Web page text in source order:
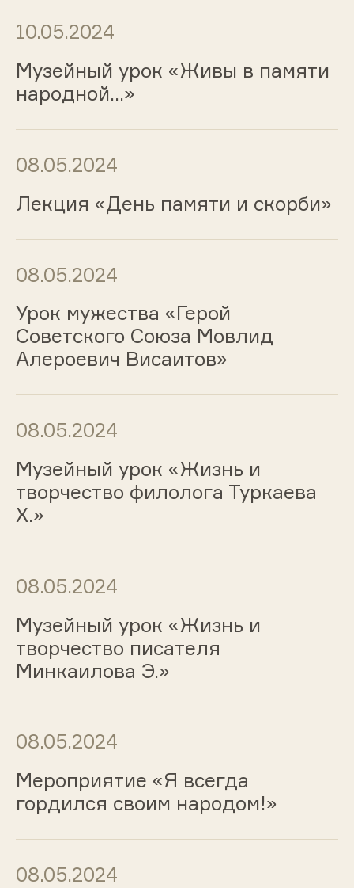
10.05.2024
Музейный урок «Живы в памяти
народной...»
08.05.2024
Лекция «День памяти и скорби»
08.05.2024
Урок мужества «Герой
Советского Союза Мовлид
Алероевич Висаитов»
08.05.2024
Музейный урок «Жизнь и
творчество филолога Туркаева
Х.»
08.05.2024
Музейный урок «Жизнь и
творчество писателя
Минкаилова Э.»
08.05.2024
Мероприятие «Я всегда
гордился своим народом!»
08.05.2024